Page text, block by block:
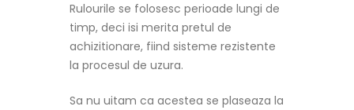
Rulourile se folosesc perioade lungi de
timp, deci isi merita pretul de
achizitionare, fiind sisteme rezistente
la procesul de uzura.
Sa nu uitam ca acestea se plaseaza la